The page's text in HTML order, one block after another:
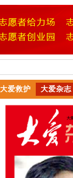
大爱救护 大爱杂志